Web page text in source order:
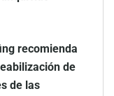
recomienda
de
de las